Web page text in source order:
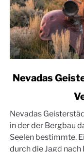
link
Geisterstädte
–
eine
Reise
Nevadas
Nevadas
in der der Bergbau
Seelen bestimmte.
durch die Jagd nach